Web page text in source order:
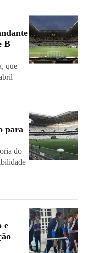
B
que
para
do
e